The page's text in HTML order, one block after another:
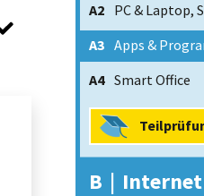
A2 PC & Laptop,
A3 Apps &
A4 Smart Office
B | Internet